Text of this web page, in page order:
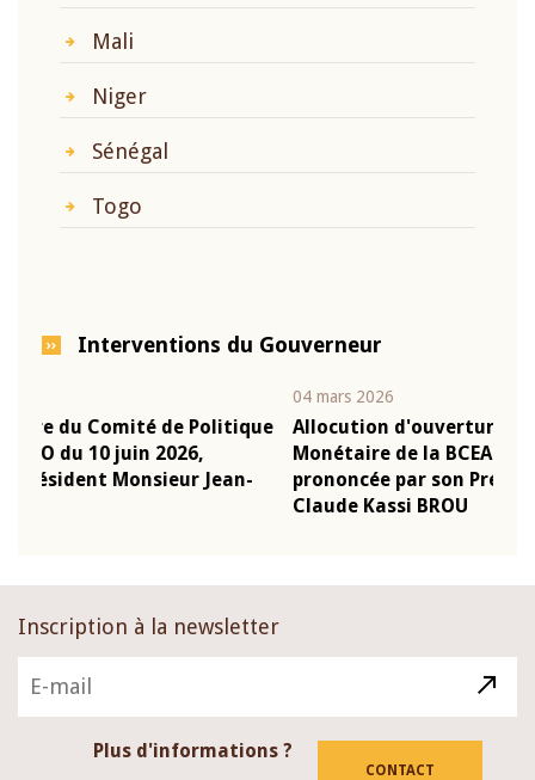
Mali
Niger
Sénégal
Togo
Interventions du Gouverneur
Allocution d'ouverture du Comité de Politique
Monétaire de la BCEAO du 4 mars 2026,
prononcée par son Président Monsieur Jean-
Inscription à la newsletter
Plus d'informations ?
CONTACT